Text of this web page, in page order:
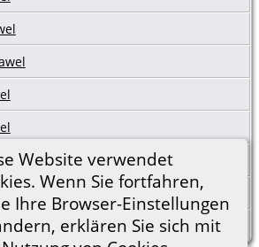
Website verwendet
Wenn Sie fortfahren,
Ihre Browser-Einstellungen
erklären Sie sich mit